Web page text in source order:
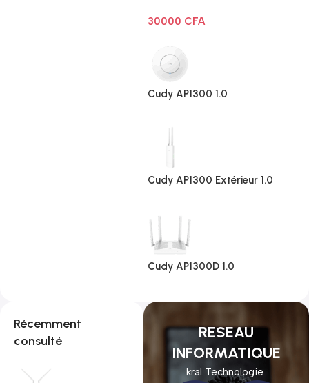
Récemment
consulté
RESEAU
INFORMATIQUE
kral Technologie
30000 CFA
Cudy AP1300 1.0
Cudy AP1300 Extérieur 1.0
Cudy AP1300D 1.0